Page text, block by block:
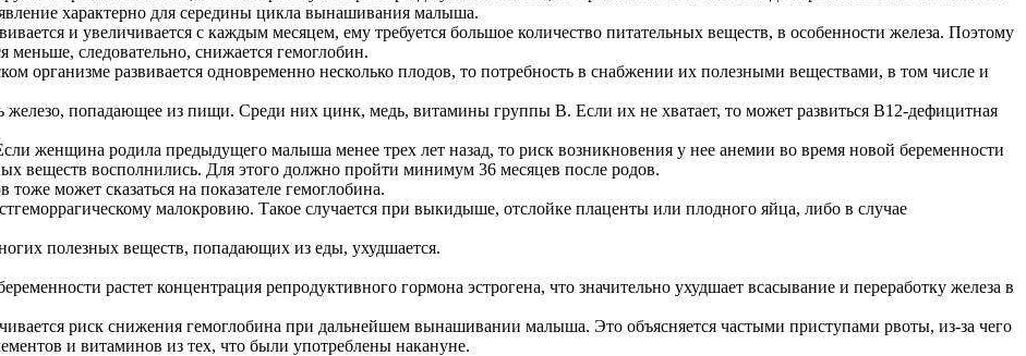
характерно для середины цикла вынашивания малыша.
и увеличивается с каждым месяцем, ему требуется большое количество питательных веществ, в особенности железа. Поэтому
меньше, следовательно, снижается гемоглобин.
организме развивается одновременно несколько плодов, то потребность в снабжении их полезными веществами, в том числе и
попадающее из пищи. Среди них цинк, медь, витамины группы В. Если их не хватает, то может развиться В12-дефицитная
женщина родила предыдущего малыша менее трех лет назад, то риск возникновения у нее анемии во время новой беременности
веществ восполнились. Для этого должно пройти минимум 36 месяцев после родов.
может сказаться на показателе гемоглобина.
малокровию. Такое случается при выкидыше, отслойке плаценты или плодного яйца, либо в случае
полезных веществ, попадающих из еды, ухудшается.
растет концентрация репродуктивного гормона эстрогена, что значительно ухудшает всасывание и переработку железа в
риск снижения гемоглобина при дальнейшем вынашивании малыша. Это объясняется частыми приступами рвоты, из-за чего
и витаминов из тех, что были употреблены накануне.